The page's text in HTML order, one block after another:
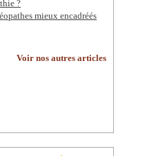
?
mieux encadréés
Voir nos autres articles